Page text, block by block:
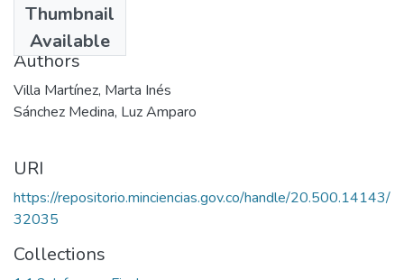
Thumbnail
Available
2004
Authors
Villa Martínez, Marta Inés
Sánchez Medina, Luz Amparo
URI
https://repositorio.minciencias.gov.co/handle/20.500.14143/
32035
Collections